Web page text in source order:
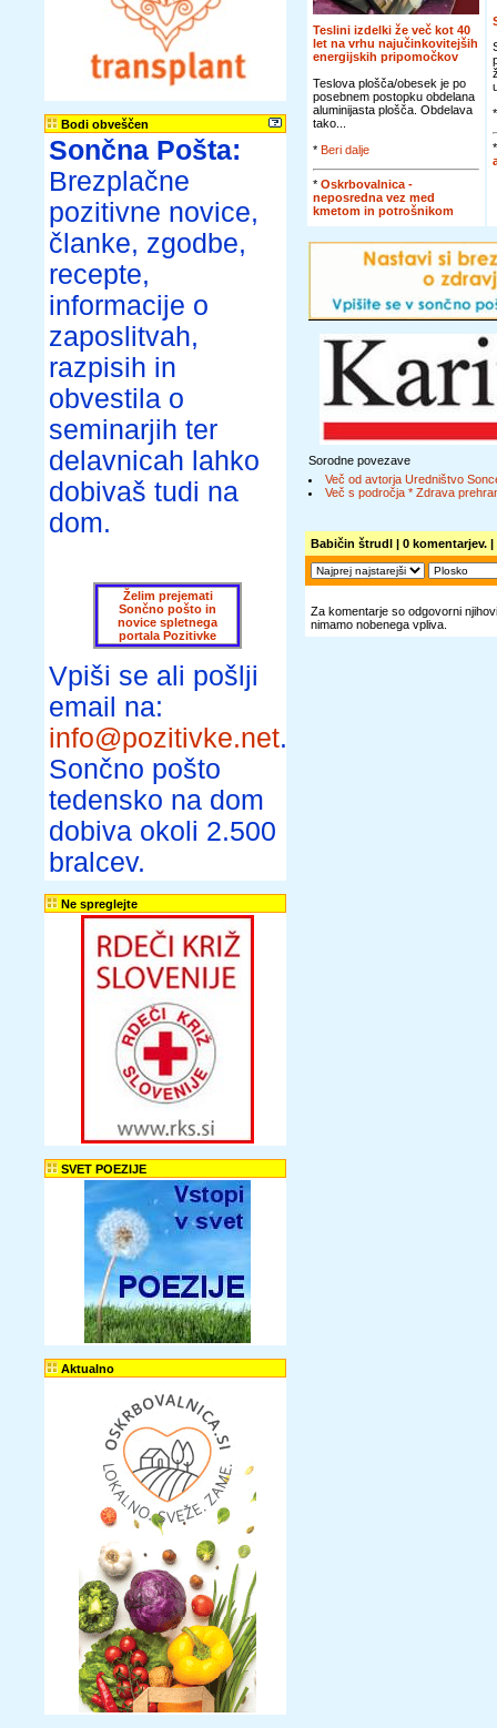
Bodi obveščen
Sončna Pošta:
Brezplačne
pozitivne novice,
članke, zgodbe,
recepte,
informacije o
zaposlitvah,
razpisih in
obvestila o
seminarjih ter
delavnicah lahko
dobivaš tudi na
dom.
Želim prejemati
Sončno pošto in
novice spletnega
portala Pozitivke
Vpiši se ali pošlji
email na:
info@pozitivke.net.
Sončno pošto
tedensko na dom
dobiva okoli 2.500
bralcev.
Ne spreglejte
SVET POEZIJE
Aktualno
Teslini izdelki že več kot 40
let na vrhu najučinkovitejših
energijskih pripomočkov
Teslova plošča/obesek je po
posebnem postopku obdelana
aluminijasta plošča. Obdelava
tako...
* Beri dalje
* Oskrbovalnica -
neposredna vez med
kmetom in potrošnikom
Sorodne povezave
Več od avtorja Uredništvo
Več s področja * Zdrava
Babičin štrudl | 0 komentarjev. |
Za komentarje so odgovorni
nimamo nobenega vpliva.